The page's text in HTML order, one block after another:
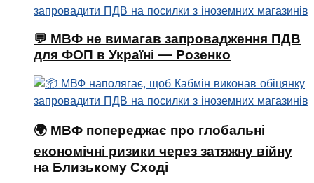
💬 МВФ не вимагав запровадження ПДВ
для ФОП в Україні — Розенко
🌍 МВФ попереджає про глобальні
економічні ризики через затяжну війну
на Близькому Сході